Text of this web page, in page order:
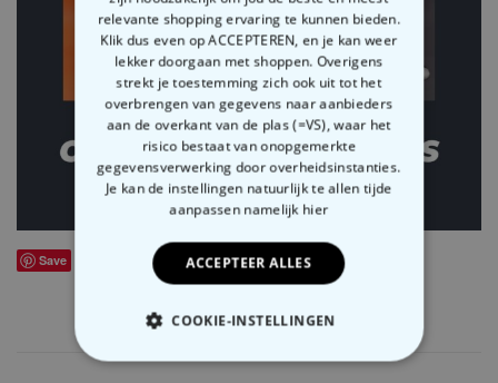
Save
SHARE 0
relevante shopping ervaring te kunnen bieden.
Klik dus even op ACCEPTEREN, en je kan weer
lekker doorgaan met shoppen. Overigens
strekt je toestemming zich ook uit tot het
overbrengen van gegevens naar aanbieders
aan de overkant van de plas (=VS), waar het
risico bestaat van onopgemerkte
gegevensverwerking door overheidsinstanties.
Je kan de instellingen natuurlijk te allen tijde
aanpassen namelijk hier
ACCEPTEER ALLES
COOKIE-INSTELLINGEN
NOODZAKELIJK